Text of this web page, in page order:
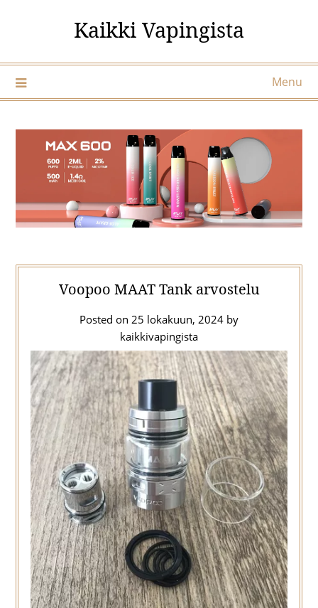
Kaikki Vapingista
Menu
Voopoo MAAT Tank arvostelu
Posted on 25 lokakuun, 2024 by
kaikkivapingista